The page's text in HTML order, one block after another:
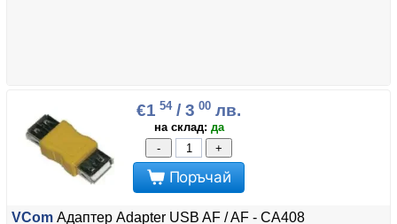
€1 54/ 3 00 лв.
на склад: да
-
+
Поръчай
VCom Адаптер Adapter USB AF / AF - CA408